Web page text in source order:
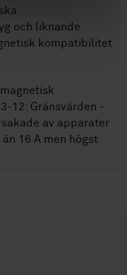
och liknande
kompatibilitet
12: Gränsvärden -
av apparater
16 A men högst